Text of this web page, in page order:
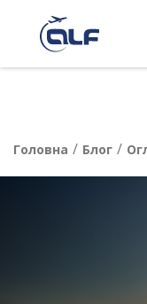
Головна / Блог /